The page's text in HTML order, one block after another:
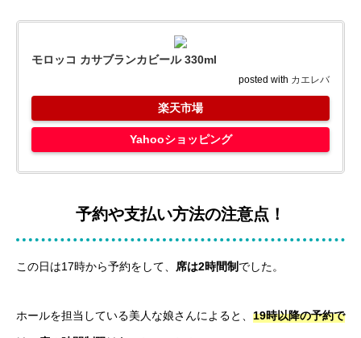
モロッコ カサブランカビール 330ml
posted with カエレバ
楽天市場
Yahooショッピング
予約や支払い方法の注意点！
この日は17時から予約をして、 席は2時間制 でした。
ホールを担当している美人な娘さんによると、 19時以降の予約で